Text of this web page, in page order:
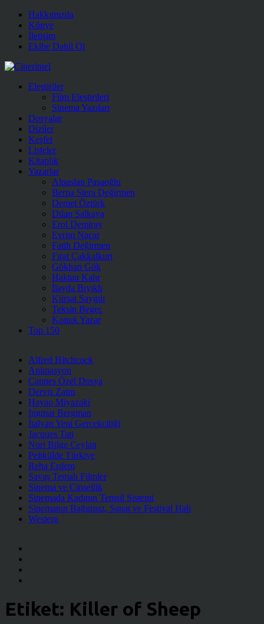
Hakkımızda
Künye
İletişim
Ekibe Dahil Ol
Eleştiriler
Film Eleştirileri
Sinema Yazıları
Dosyalar
Diziler
Keşfet
Listeler
Kitaplık
Yazarlar
Alpaslan Paşaoğlu
Berna Stera Değirmen
Demet Öztürk
Dilan Salkaya
Erol Demiray
Evrim Nacar
Fatih Değirmen
Fırat Çakkalkurt
Gökhan Gök
Haktan Kalır
İlayda Bıyıklı
Kürşat Saygılı
Teksin Begeç
Konuk Yazar
Top 150
Alfred Hitchcock
Animasyon
Cannes Özel Dosya
Derviş Zaim
Hayao Miyazaki
Ingmar Bergman
İtalyan Yeni Gerçekçiliği
Jacques Tati
Nuri Bilge Ceylan
Pelikülde Türkiye
Reha Erdem
Savaş Temalı Filmler
Sinema ve Cinsellik
Sinemada Kadının Temsil Sistemi
Sinemanın Bağımsız, Sanat ve Festival Hali
Western
Etiket: Killer of Sheep